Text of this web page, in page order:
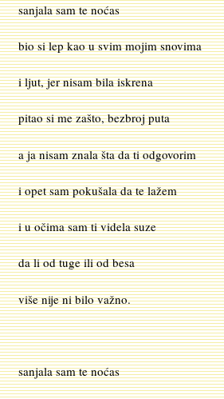
sanjala sam te noćas
bio si lep kao u svim mojim snovima
i ljut, jer nisam bila iskrena
pitao si me zašto, bezbroj puta
a ja nisam znala šta da ti odgovorim
i opet sam pokušala da te lažem
i u očima sam ti videla suze
da li od tuge ili od besa
više nije ni bilo važno.
sanjala sam te noćas